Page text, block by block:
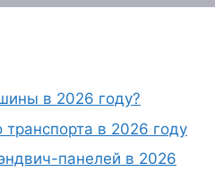
в 2026 году?
в 2026 году
панелей в 2026